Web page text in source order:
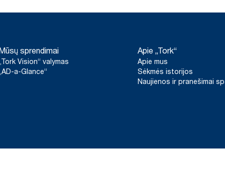
sprendimai
Vision“ valymas
a-Glance“
Apie „Tork“
Apie mus
Sėkmės istorijos
Naujienos ir pranešimai